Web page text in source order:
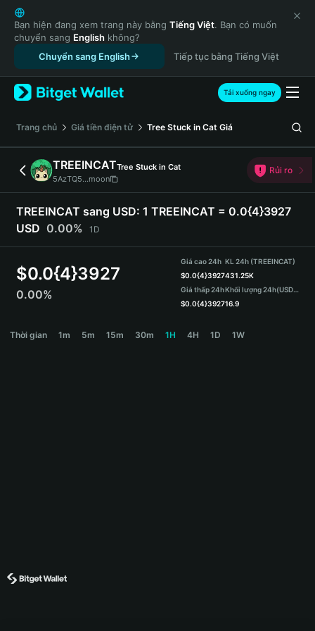
English
日本語
Tiếng Việt
Русский
Español (Latinoamérica)
Türkçe
Français
Deutsch
简体中文
繁體中文
Português (Portugal)
Bahasa Indonesia
ภาษาไทย
हिन्दी
Español
Português (Brasil)
Bạn hiện đang xem trang này bằng Tiếng Việt. Bạn có muốn
chuyển sang English không?
Chuyển sang English
Tiếp tục bằng Tiếng Việt
Tải xuống ngay
‌Trang chủ Giá tiền điện tử Tree Stuck in Cat Giá
TREEINCATTree Stuck in Cat
5AzTQ5...moon
Rủi ro
TREEINCAT sang USD: 1 TREEINCAT = 0.0{4}3927
USD 0.00% 1D
$0.0{4}3927
0.00%
Giá cao 24h
$0.0{4}3927
Giá thấp 24h
$0.0{4}3927
KL 24h (TREEINCAT)
431.25K
Khối lượng 24h(USDT)
16.9
Thời gian 1m 5m 15m 30m 1H 4H 1D 1W